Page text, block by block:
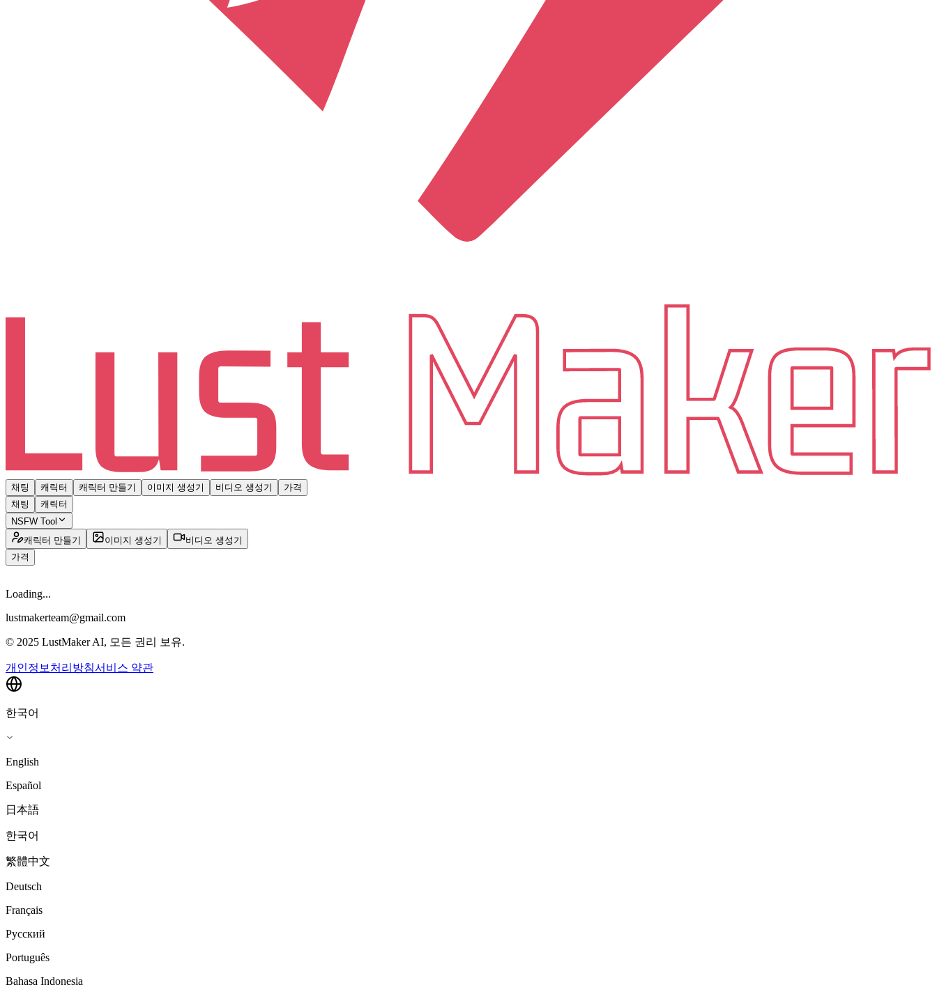
채팅 캐릭터 캐릭터 만들기 이미지 생성기 비디오 생성기
가격
채팅
캐릭터
NSFW Tool
캐릭터 만들기
이미지 생성기
비디오 생성기
가격
Loading...
lustmakerteam@gmail.com
© 2025 LustMaker AI, 모든 권리 보유.
개인정보처리방침서비스 약관
한국어
English
Español
日本語
한국어
繁體中文
Deutsch
Français
Русский
Português
Bahasa Indonesia